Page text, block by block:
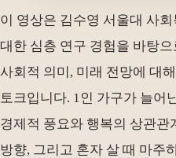
이 영상은 김수영 서울대 사
대한 심층 연구 경험을 바탕
사회적 의미, 미래 전망에 대
토크입니다. 1인 가구가 늘어
경제적 풍요와 행복의 상관관
방향, 그리고 혼자 살 때 마주